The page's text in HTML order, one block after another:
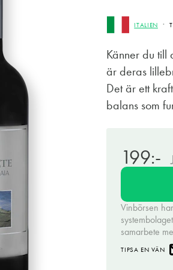
ITALIEN
Känner du till
är deras
Det är ett
balans som
199:-
Vinbörsen
samarbete
TIPSA EN VÄN